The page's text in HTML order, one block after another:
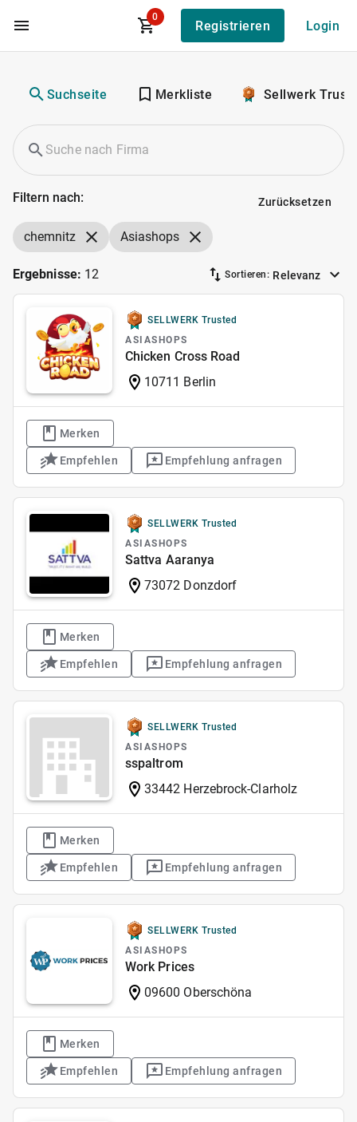
Zum Hauptinhalt
0
Registrieren Login
Suchseite Merkliste Sellwerk
Filtern nach: Zurücksetzen
chemnitz Asiashops
Ergebnisse: 12 Sortieren: Relevanz
SELLWERK Trusted
ASIASHOPS
Chicken Cross Road
10711 Berlin
Merken
Empfehlen Empfehlung anfragen
SELLWERK Trusted
ASIASHOPS
Sattva Aaranya
73072 Donzdorf
Merken
Empfehlen Empfehlung anfragen
SELLWERK Trusted
ASIASHOPS
sspaltrom
33442 Herzebrock-Clarholz
Merken
Empfehlen Empfehlung anfragen
SELLWERK Trusted
ASIASHOPS
Work Prices
09600 Oberschöna
Merken
Empfehlen Empfehlung anfragen